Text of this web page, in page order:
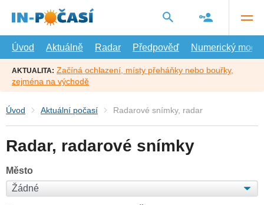
hlavní
Úvod
Aktuálně Radar Předpověď Numerický model
AKTUALITA: Začíná ochlazení, místy přeháňky nebo bouřky,
zejména na východě
Úvod Aktuální počasí Radarové snímky, radar
Radar, radarové snímky
Město